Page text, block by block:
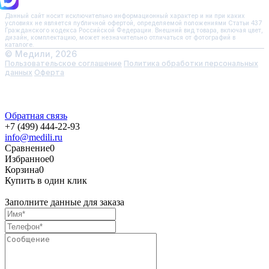
Данный сайт носит исключительно информационный характер и ни при каких
условиях не является публичной офертой, определяемой положениями Статьи 437
Гражданского кодекса Российской Федерации. Внешний вид товара, включая цвет,
дизайн, комплектацию, может незначительно отличаться от фотографий в
каталоге.
© Медили, 2026
Пользовательское соглашение Политика обработки персональных
данных Оферта
Обратная связь
+7 (499) 444-22-93
info@medili.ru
Сравнение0
Избранное0
Корзина0
Купить в один клик
Заполните данные для заказа